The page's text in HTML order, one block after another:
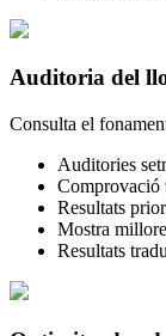
Auditoria del
Consulta el
Auditories
Comprovació
Resultats
Mostra
Resultats